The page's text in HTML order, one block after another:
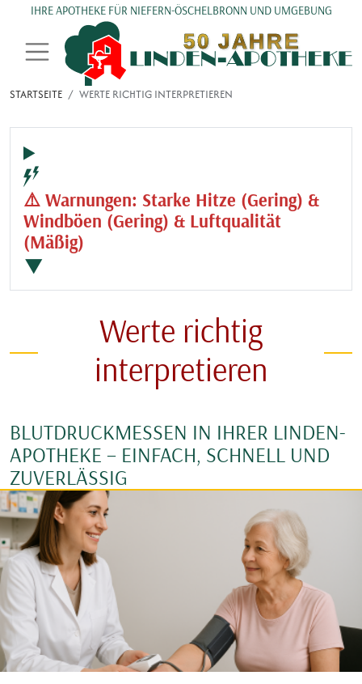
Direkt zum Inhalt
IHRE APOTHEKE FÜR NIEFERN-ÖSCHELBRONN UND UMGEBUNG
STARTSEITE WERTE RICHTIG INTERPRETIEREN
⚠️ Warnungen: Starke Hitze (Gering) &
Windböen (Gering) & Luftqualität
(Mäßig)
▼
Werte richtig
interpretieren
BLUTDRUCKMESSEN IN IHRER LINDEN-
APOTHEKE – EINFACH, SCHNELL UND
ZUVERLÄSSIG